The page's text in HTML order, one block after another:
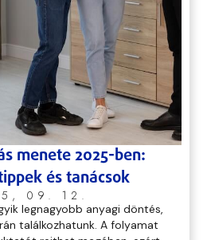
menete 2025-ben:
és tanácsok
09. 12.
legnagyobb anyagi döntés,
találkozhatunk. A folyamat